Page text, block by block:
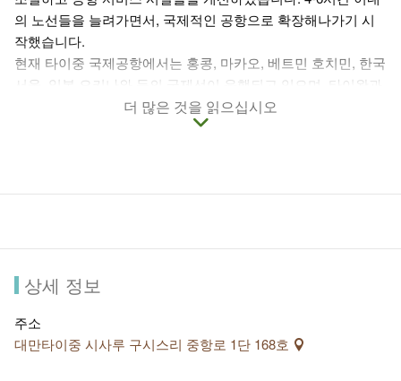
의 노선들을 늘려가면서, 국제적인 공항으로 확장해나가기 시
작했습니다.
현재 타이중 국제공항에서는 홍콩, 마카오, 베트민 호치민, 한국
서울, 일본 오키나와 등의 국제선이 운행되고 있으며, 타이완과
중국 양안 사이에는 항저우, 선전, 난징 등의 노선이 있습니다.
타이중 국제공항은 작지만 정교한 곳으로, 국제공항으로서의
경관휴식공간, 인터넷 서비스, 놀이터, 카트, 문화예술회랑, 안
더 많은 것을 읽으십시오
상세 정보
주소
대만타이중 시사루 구시스리 중항로 1단 168호